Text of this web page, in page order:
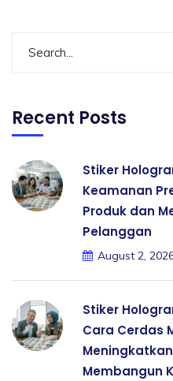
Recent Posts
Stiker
Keamanan
Produk dan
Pelanggan
August 2,
Stiker
Cara Cerdas
Membangun